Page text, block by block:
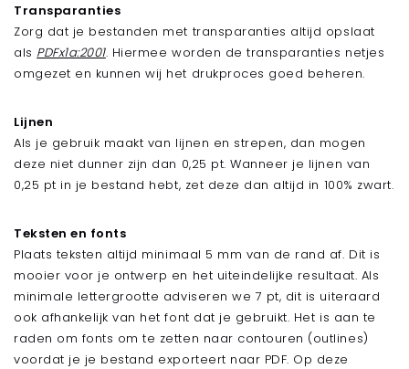
Flyers met folie
Flyers met spot-uv
Visitekaartjes
Visitekaartjes
Visitekaartjes met folie
Visitekaartjes met spot-uv
MAAK JE KEUZE
Stickers
Stickers met folie
Stickers met spot-uv
Vorm stansen
Transparanties
Zorg dat je bestanden met transparanties altijd opslaat
als PDFx1a:2001. Hiermee worden de transparanties netjes
omgezet en kunnen wij het drukproces goed beheren.
Lijnen
Als je gebruik maakt van lijnen en strepen, dan mogen
deze niet dunner zijn dan 0,25 pt. Wanneer je lijnen van
0,25 pt in je bestand hebt, zet deze dan altijd in 100% zwart.
Teksten en fonts
Plaats teksten altijd minimaal 5 mm van de rand af. Dit is
mooier voor je ontwerp en het uiteindelijke resultaat. Als
minimale lettergrootte adviseren we 7 pt, dit is uiteraard
ook afhankelijk van het font dat je gebruikt. Het is aan te
raden om fonts om te zetten naar contouren (outlines)
voordat je je bestand exporteert naar PDF. Op deze